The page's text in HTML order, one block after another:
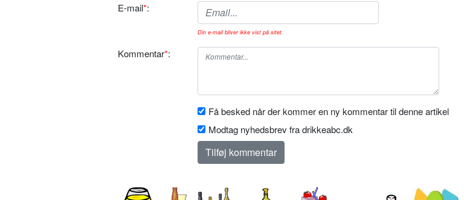
E-mail*:
Din e-mail bliver ikke vist på sitet.
Kommentar*:
Få besked når der kommer en ny kommentar til denne artikel
Modtag nyhedsbrev fra drikkeabc.dk